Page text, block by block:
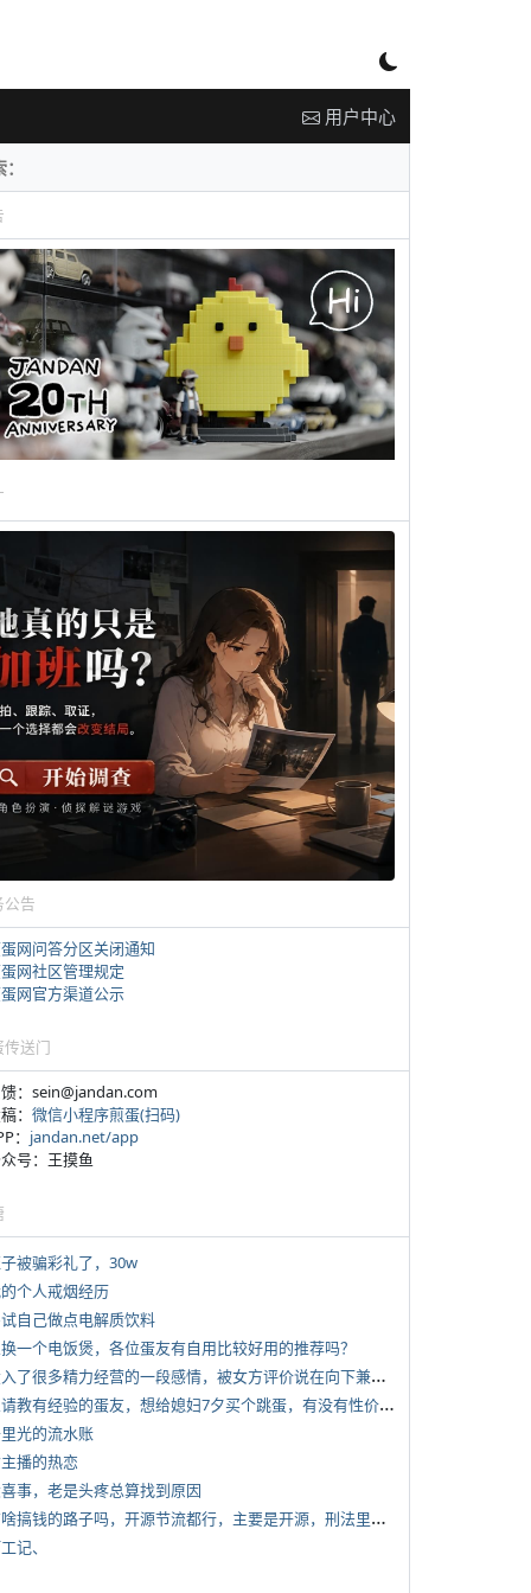
用户中心
公告
网问答分区关闭通知
网社区管理规定
网官方渠道公示
传送门
：sein@jandan.com
： 微信小程序煎蛋(扫码)
： jandan.net/app
号：王摸鱼
被骗彩礼了，30w
个人戒烟经历
自己做点电解质饮料
一个电饭煲，各位蛋友有自用比较好用的推荐吗？
*
投入了很多精力经营的一段感情，被女方评价说在向下兼容我，感觉有点破防
*
想请教有经验的蛋友，想给媳妇7夕买个跳蛋，有没有性价比高的推荐
光的流水账
播的热恋
事，老是头疼总算找到原因
*
有啥搞钱的路子吗，开源节流都行，主要是开源，刑法里的咱不做
记、